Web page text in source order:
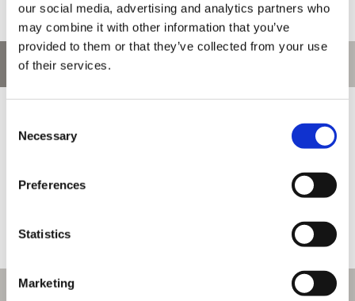
our social media, advertising and analytics partners who
may combine it with other information that you’ve
provided to them or that they’ve collected from your use
of their services.
Selection
Necessary
Preferences
Statistics
Marketing
お問い合わせ
ご利用情報